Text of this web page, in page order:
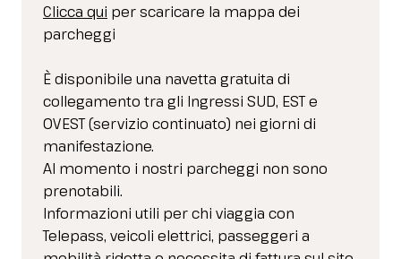
Clicca qui per scaricare la mappa dei
parcheggi
È disponibile una navetta gratuita di
collegamento tra gli Ingressi SUD, EST e
OVEST (servizio continuato) nei giorni di
manifestazione.
Al momento i nostri parcheggi non sono
prenotabili.
Informazioni utili per chi viaggia con
Telepass, veicoli elettrici, passeggeri a